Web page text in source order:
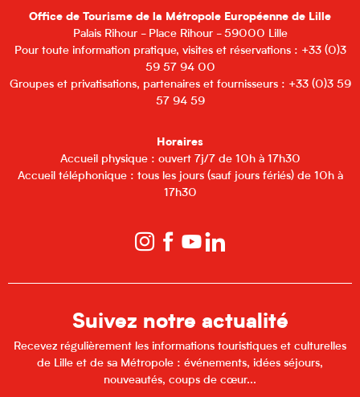
Office de Tourisme de la Métropole Européenne de Lille
Palais Rihour - Place Rihour - 59000 Lille
Pour toute information pratique, visites et réservations : +33 (0)3
59 57 94 00
Groupes et privatisations, partenaires et fournisseurs : +33 (0)3 59
57 94 59
Horaires
Accueil physique : ouvert 7j/7 de 10h à 17h30
Accueil téléphonique : tous les jours (sauf jours fériés) de 10h à
17h30
Suivez notre actualité
Recevez régulièrement les informations touristiques et culturelles
de Lille et de sa Métropole : événements, idées séjours,
nouveautés, coups de cœur...